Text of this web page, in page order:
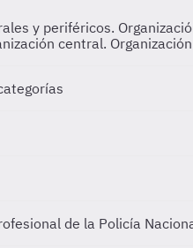
y periféricos.
central.
de la Policía